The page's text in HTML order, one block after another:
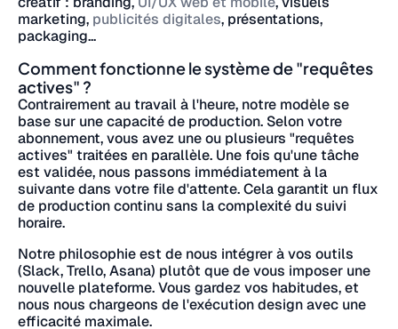
marketing, publicités digitales, présentations,
packaging...
Comment fonctionne le système de "requêtes
actives" ?
Contrairement au travail à l'heure, notre modèle se
base sur une capacité de production. Selon votre
abonnement, vous avez une ou plusieurs "requêtes
actives" traitées en parallèle. Une fois qu'une tâche
est validée, nous passons immédiatement à la
suivante dans votre file d'attente. Cela garantit un flux
de production continu sans la complexité du suivi
horaire.
Notre philosophie est de nous intégrer à vos outils
(Slack, Trello, Asana) plutôt que de vous imposer une
nouvelle plateforme. Vous gardez vos habitudes, et
nous nous chargeons de l'exécution design avec une
efficacité maximale.